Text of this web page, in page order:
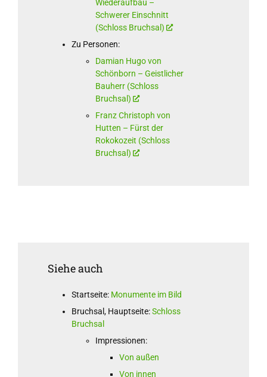
Wiederaufbau –
Schwerer Einschnitt
(Schloss Bruchsal)
Zu Personen:
Damian Hugo von
Schönborn – Geistlicher
Bauherr (Schloss
Bruchsal)
Franz Christoph von
Hutten – Fürst der
Rokokozeit (Schloss
Bruchsal)
Siehe auch
Startseite: Monumente im Bild
Bruchsal, Hauptseite:Schloss
Bruchsal
Impressionen:
Von außen
Von innen